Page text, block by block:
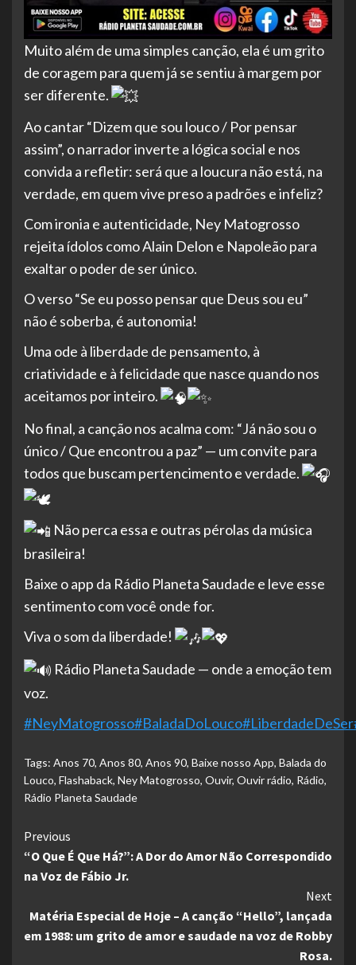
Muito além de uma simples canção, ela é um grito
de coragem para quem já se sentiu à margem por
ser diferente.
Ao cantar “Dizem que sou louco / Por pensar
assim”, o narrador inverte a lógica social e nos
convida a refletir: será que a loucura não está, na
verdade, em quem vive preso a padrões e infeliz?
Com ironia e autenticidade, Ney Matogrosso
rejeita ídolos como Alain Delon e Napoleão para
exaltar o poder de ser único.
O verso “Se eu posso pensar que Deus sou eu”
não é soberba, é autonomia!
Uma ode à liberdade de pensamento, à
criatividade e à felicidade que nasce quando nos
aceitamos por inteiro.
No final, a canção nos acalma com: “Já não sou o
único / Que encontrou a paz” — um convite para
todos que buscam pertencimento e verdade.
Não perca essa e outras pérolas da música
brasileira!
Baixe o app da Rádio Planeta Saudade e leve esse
sentimento com você onde for.
Viva o som da liberdade!
Rádio Planeta Saudade — onde a emoção tem
voz.
#NeyMatogrosso#BaladaDoLouco#LiberdadeDeSer
Tags: Anos 70, Anos 80, Anos 90, Baixe nosso App, Balada do
Louco, Flashaback, Ney Matogrosso, Ouvir, Ouvir rádio, Rádio,
Rádio Planeta Saudade
Continue
Reading
Previous
“O Que É Que Há?”: A Dor do Amor Não Correspondido
na Voz de Fábio Jr.
Next
Matéria Especial de Hoje – A canção “Hello”, lançada
em 1988: um grito de amor e saudade na voz de Robby
Rosa.